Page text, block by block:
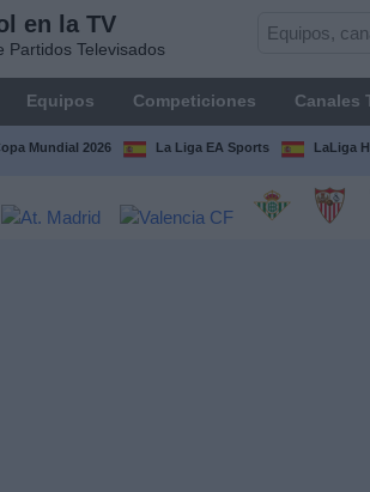
en la TV
Partidos Televisados
Equipos Competiciones Canales
Mundial 2026 La Liga EA Sports LaLiga